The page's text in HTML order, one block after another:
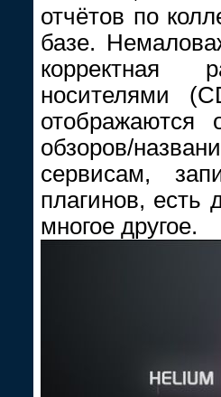
отчётов по
базе.
корректная
носителями
отображаются
обзоров/
сервисам,
плагинов, есть
многое другое.